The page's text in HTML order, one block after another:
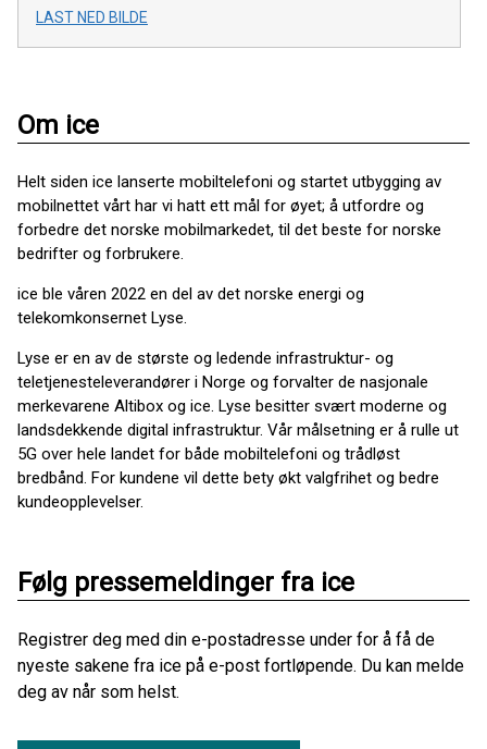
LAST NED BILDE
Om ice
Helt siden ice lanserte mobiltelefoni og startet utbygging av
mobilnettet vårt har vi hatt ett mål for øyet; å utfordre og
forbedre det norske mobilmarkedet, til det beste for norske
bedrifter og forbrukere.
ice ble våren 2022 en del av det norske energi og
telekomkonsernet Lyse.
Lyse er en av de største og ledende infrastruktur- og
teletjenesteleverandører i Norge og forvalter de nasjonale
merkevarene Altibox og ice. Lyse besitter svært moderne og
landsdekkende digital infrastruktur. Vår målsetning er å rulle ut
5G over hele landet for både mobiltelefoni og trådløst
bredbånd. For kundene vil dette bety økt valgfrihet og bedre
kundeopplevelser.
Følg pressemeldinger fra ice
Registrer deg med din e-postadresse under for å få de
nyeste sakene fra ice på e-post fortløpende. Du kan melde
deg av når som helst.